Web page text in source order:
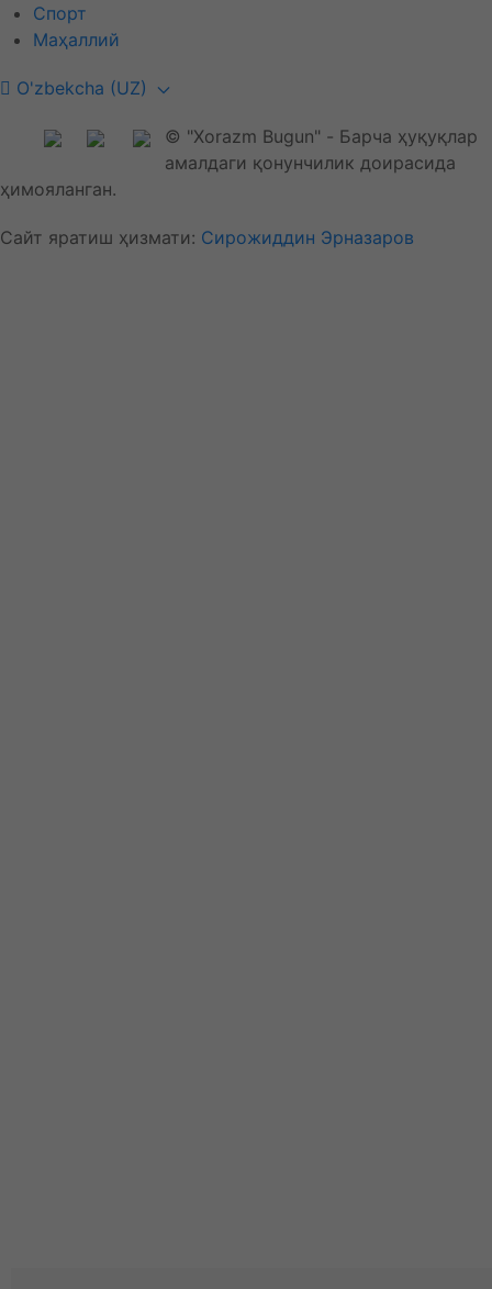
Спорт
Маҳаллий
O'zbekcha (UZ)
© "Xorazm Bugun" - Барча ҳуқуқлар
амалдаги қонунчилик доирасида
ҳимояланган.
Сайт яратиш ҳизмати: Сирожиддин Эрназаров